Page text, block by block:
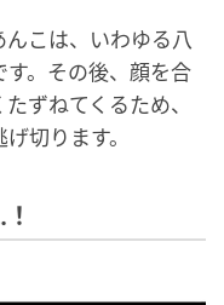
こは、いわゆる八
。その後、顔を合
ずねてくるため、
切ります。